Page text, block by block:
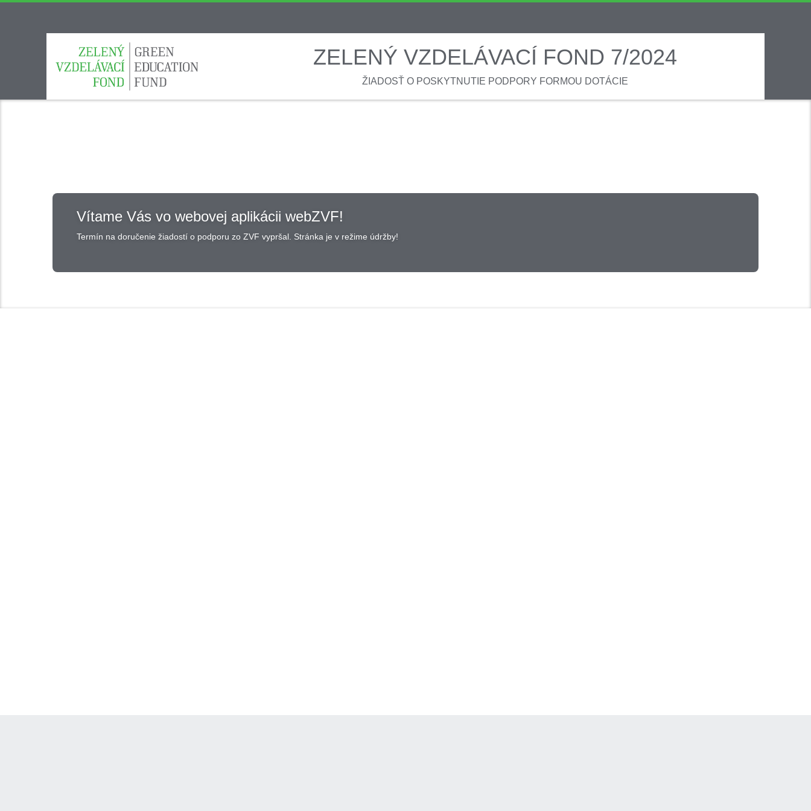
ZELENÝ VZDELÁVACÍ FOND 7/2024
ŽIADOSŤ O POSKYTNUTIE PODPORY FORMOU DOTÁCIE
Vítame Vás vo webovej aplikácii webZVF!
Termín na doručenie žiadostí o podporu zo ZVF vypršal. Stránka je v režime údržby!